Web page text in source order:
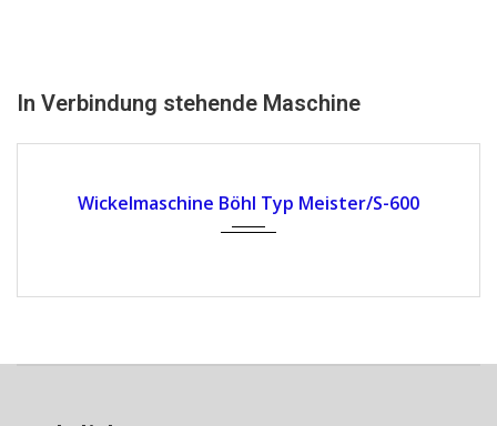
In Verbindung stehende Maschine
Wickelmaschine Böhl Typ Meister/S-600